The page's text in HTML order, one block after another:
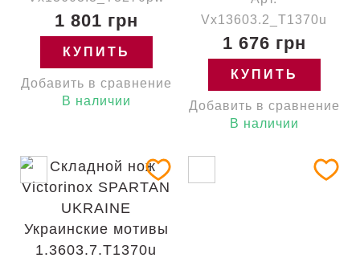
1 801 грн
КУПИТЬ
Добавить в сравнение
В наличии
Vx13603.2_T1370u
1 676 грн
КУПИТЬ
Добавить в сравнение
В наличии